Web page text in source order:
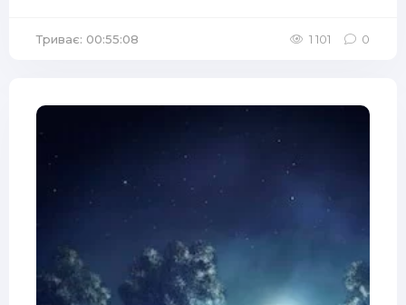
Триває: 00:55:08 1 101 0